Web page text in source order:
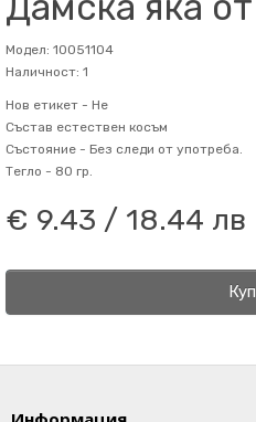
Модел: 10051104
Наличност: 1
Нов етикет - Не
Състав естествен косъм
Състояние - Без следи от употреба.
Тегло - 80 гр.
€ 9.43 / 18.44 лв